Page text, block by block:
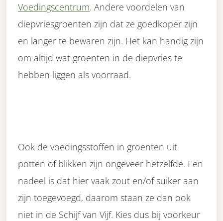
Voedingscentrum. Andere voordelen van
diepvriesgroenten zijn dat ze goedkoper zijn
en langer te bewaren zijn. Het kan handig zijn
om altijd wat groenten in de diepvries te
hebben liggen als voorraad.
Ook de voedingsstoffen in groenten uit
potten of blikken zijn ongeveer hetzelfde. Een
nadeel is dat hier vaak zout en/of suiker aan
zijn toegevoegd, daarom staan ze dan ook
niet in de Schijf van Vijf. Kies dus bij voorkeur